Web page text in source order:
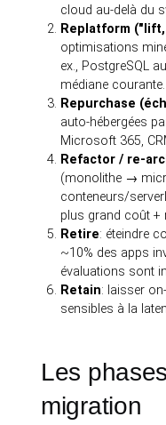
cloud au-delà du
Replatform
optimisations
ex., PostgreSQL
médiane courante.
Repurchase
auto-hébergées
Microsoft 365,
Refactor / re-
(monolithe →
conteneurs/
plus grand coût +
Retire: éteindre
~10% des apps
évaluations sont
Retain: laisser
sensibles à la
Les
migration